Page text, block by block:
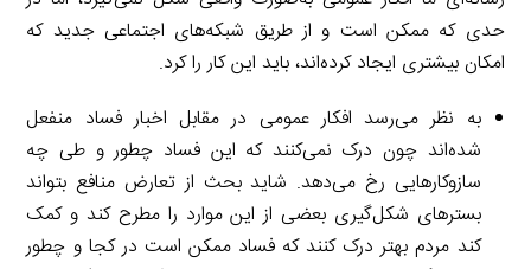
حدی که ممکن است و از طریق شبکه‌های اجتماعی جدید که
امکان بیشتری ایجاد کرده‌اند، باید این کار را کرد.
به نظر می‌رسد افکار عمومی در مقابل اخبار فساد منفعل
شده‌اند چون درک نمی‌کنند که این فساد چطور و طی چه
سازوکارهایی رخ می‌دهد. شاید بحث از تعارض منافع بتواند
بسترهای شکل‌گیری بعضی از این موارد را مطرح کند و کمک
کند مردم بهتر درک کنند که فساد ممکن است در کجا و چطور